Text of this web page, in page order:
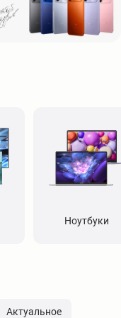
Ноутбуки
Актуальное